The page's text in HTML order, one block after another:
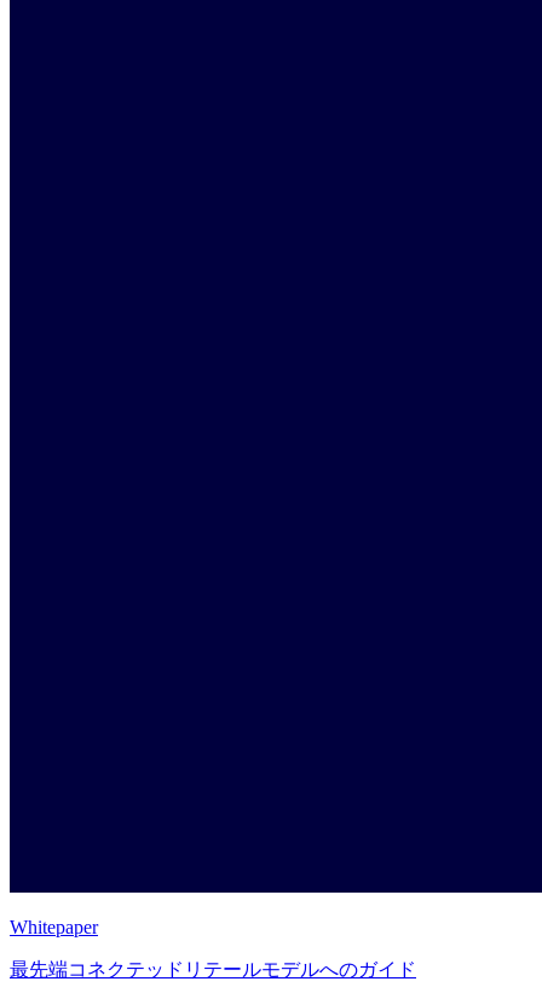
Whitepaper
最先端コネクテッドリテールモデルへのガイド